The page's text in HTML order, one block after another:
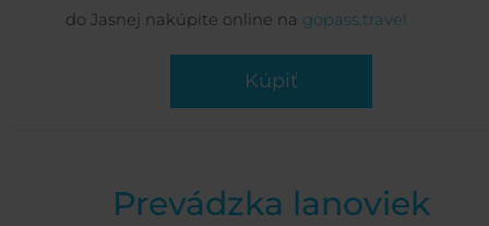
do Jasnej nakúpite online na gopass.travel
Kúpiť
Prevádzka lanoviek